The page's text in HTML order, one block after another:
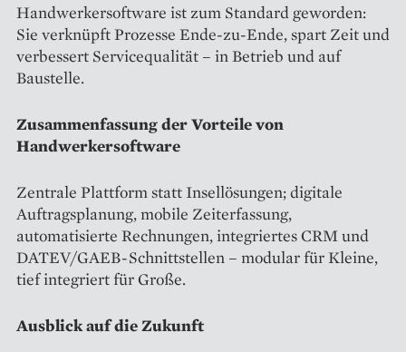
Handwerkersoftware ist zum Standard geworden:
Sie verknüpft Prozesse Ende-zu-Ende, spart Zeit und
verbessert Servicequalität – in Betrieb und auf
Baustelle.
Zusammenfassung der Vorteile von
Handwerkersoftware
Zentrale Plattform statt Insellösungen; digitale
Auftragsplanung, mobile Zeiterfassung,
automatisierte Rechnungen, integriertes CRM und
DATEV/GAEB-Schnittstellen – modular für Kleine,
tief integriert für Große.
Ausblick auf die Zukunft